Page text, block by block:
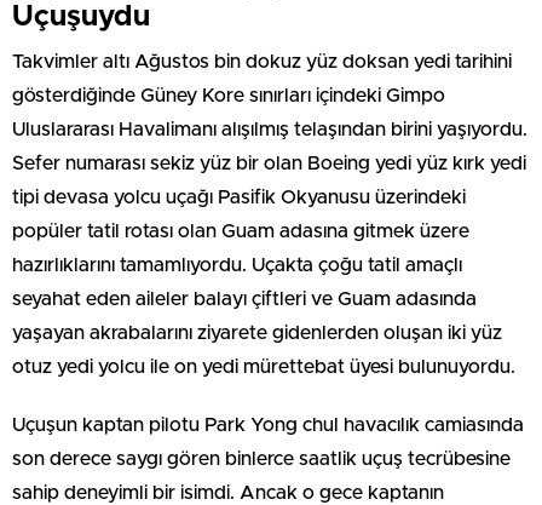
Uçuşuydu
Takvimler altı Ağustos bin dokuz yüz doksan yedi tarihini
gösterdiğinde Güney Kore sınırları içindeki Gimpo
Uluslararası Havalimanı alışılmış telaşından birini yaşıyordu.
Sefer numarası sekiz yüz bir olan Boeing yedi yüz kırk yedi
tipi devasa yolcu uçağı Pasifik Okyanusu üzerindeki
popüler tatil rotası olan Guam adasına gitmek üzere
hazırlıklarını tamamlıyordu. Uçakta çoğu tatil amaçlı
seyahat eden aileler balayı çiftleri ve Guam adasında
yaşayan akrabalarını ziyarete gidenlerden oluşan iki yüz
otuz yedi yolcu ile on yedi mürettebat üyesi bulunuyordu.
Uçuşun kaptan pilotu Park Yong chul havacılık camiasında
son derece saygı gören binlerce saatlik uçuş tecrübesine
sahip deneyimli bir isimdi. Ancak o gece kaptanın